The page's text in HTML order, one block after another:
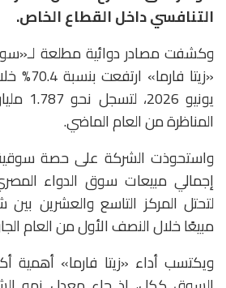
التنافسي داخل القطاع الخاص.
وكشفت مصادر دوائية مطلعة
«زيتا
يونيو
المناظرة من العام الماضي.
إجمالي مبيعات سوق الدواء
لتحتل المركز التاسع والعشرين بين
مبيعًا خلال النصف الأول من العام
ويكتسب أداء «زيتا فارما» أهمية